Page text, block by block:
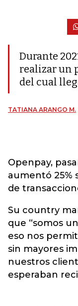
Durante
realizar un
del cual
TATIANA ARANGO M.
Openpay,
aumentó 25%
de
Su country
que “somos
eso nos
sin mayores
nuestros
esperaban